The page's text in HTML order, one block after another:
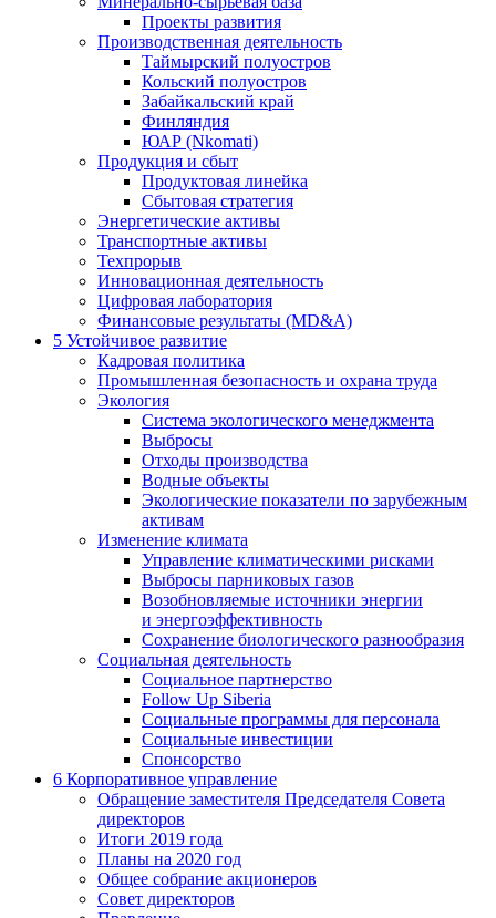
Проекты развития
Производственная деятельность
Таймырский полуостров
Кольский полуостров
Забайкальский край
Финляндия
ЮАР (Nkomati)
Продукция и сбыт
Продуктовая линейка
Сбытовая стратегия
Энергетические активы
Транспортные активы
Техпрорыв
Инновационная деятельность
Цифровая лаборатория
Финансовые результаты (MD&A)
5 Устойчивое развитие
Кадровая политика
Промышленная безопасность и охрана труда
Экология
Система экологического менеджмента
Выбросы
Отходы производства
Водные объекты
Экологические показатели по зарубежным
активам
Изменение климата
Управление климатическими рисками
Выбросы парниковых газов
Возобновляемые источники энергии
и энергоэффективность
Сохранение биологического разнообразия
Социальная деятельность
Социальное партнерство
Follow Up Siberia
Социальные программы для персонала
Социальные инвестиции
Спонсорство
6 Корпоративное управление
Обращение заместителя Председателя Совета
директоров
Итоги 2019 года
Планы на 2020 год
Общее собрание акционеров
Совет директоров